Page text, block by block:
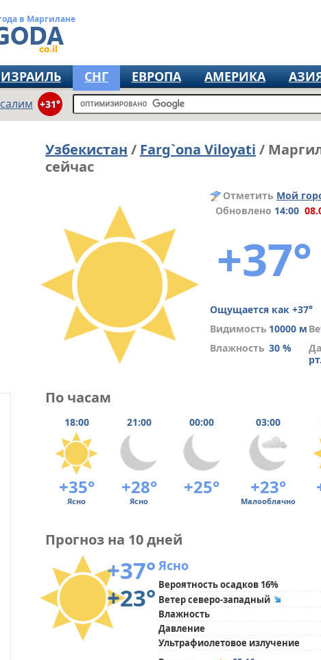
в Маргилане
ИЗРАИЛЬ СНГ ЕВРОПА АМЕРИКА
+31°
Узбекистан / Farg`ona Viloyati /
сейчас
Отметить Мой
Обновлено 14:00
+37°
Ощущается как +37°
Видимость 10000 м
Влажность 30 %
По часам
18:00 21:00 00:00 03:00
+35° +28° +25° +23°
Ясно Ясно Малооблачно
Прогноз на 10 дней
+37°
+23°
Ясно
Вероятность осадков 16%
Ветер северо-западный
Влажность
Давление
Ультрафиолетовое излучение